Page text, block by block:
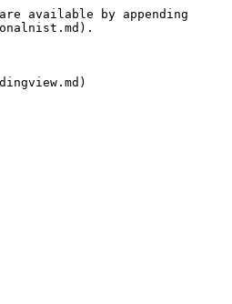
available by appending